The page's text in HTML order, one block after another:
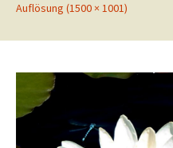
Auflösung (1500 × 1001)